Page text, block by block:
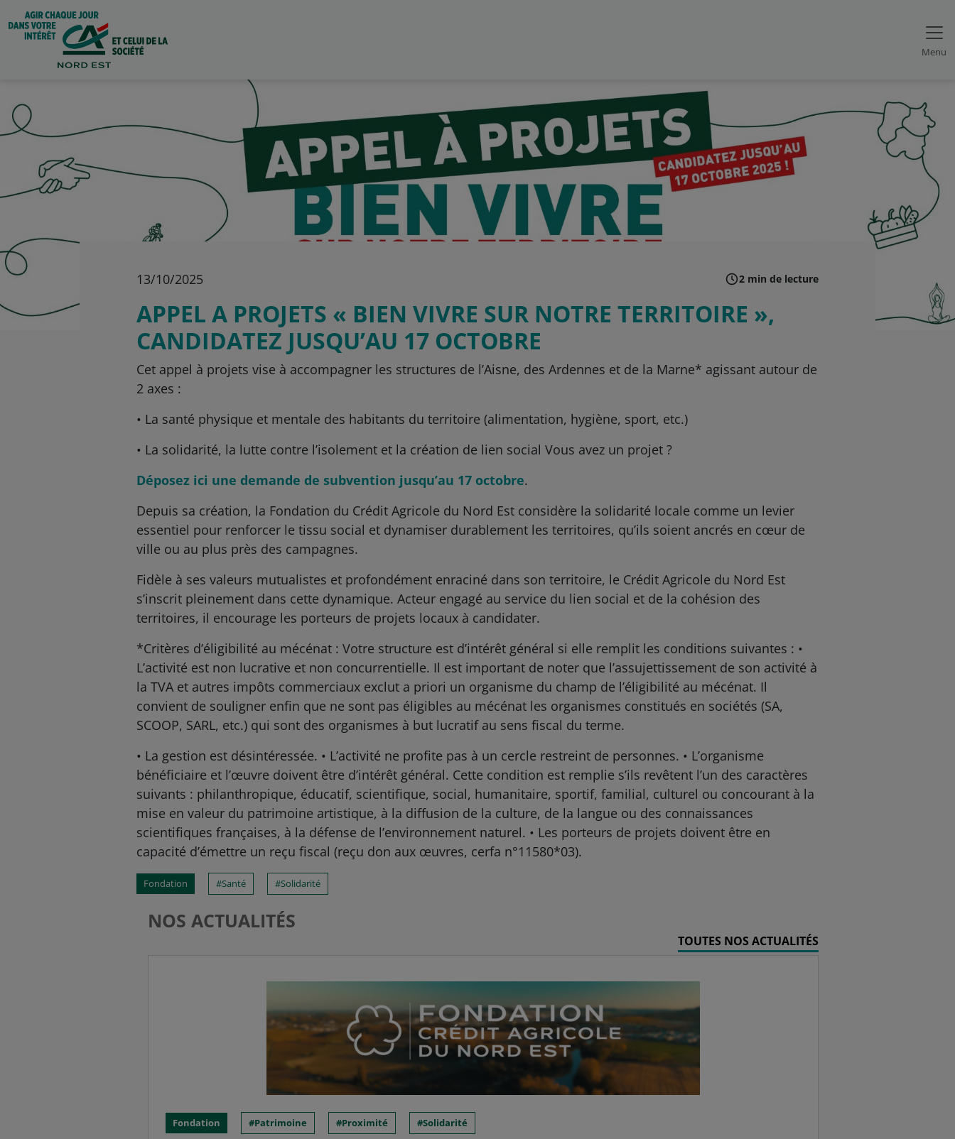
Menu
13/10/2025 2 min de lecture
APPEL A PROJETS « BIEN VIVRE SUR NOTRE TERRITOIRE »,
CANDIDATEZ JUSQU’AU 17 OCTOBRE
Cet appel à projets vise à accompagner les structures de l’Aisne, des Ardennes et de la Marne* agissant autour de
2 axes :
• La santé physique et mentale des habitants du territoire (alimentation, hygiène, sport, etc.)
• La solidarité, la lutte contre l’isolement et la création de lien social Vous avez un projet ?
Déposez ici une demande de subvention jusqu’au 17 octobre.
Depuis sa création, la Fondation du Crédit Agricole du Nord Est considère la solidarité locale comme un levier
essentiel pour renforcer le tissu social et dynamiser durablement les territoires, qu’ils soient ancrés en cœur de
ville ou au plus près des campagnes.
Fidèle à ses valeurs mutualistes et profondément enraciné dans son territoire, le Crédit Agricole du Nord Est
s’inscrit pleinement dans cette dynamique. Acteur engagé au service du lien social et de la cohésion des
territoires, il encourage les porteurs de projets locaux à candidater.
*Critères d’éligibilité au mécénat : Votre structure est d’intérêt général si elle remplit les conditions suivantes : •
L’activité est non lucrative et non concurrentielle. Il est important de noter que l’assujettissement de son activité à
la TVA et autres impôts commerciaux exclut a priori un organisme du champ de l’éligibilité au mécénat. Il
convient de souligner enfin que ne sont pas éligibles au mécénat les organismes constitués en sociétés (SA,
SCOOP, SARL, etc.) qui sont des organismes à but lucratif au sens fiscal du terme.
• La gestion est désintéressée. • L’activité ne profite pas à un cercle restreint de personnes. • L’organisme
bénéficiaire et l’œuvre doivent être d’intérêt général. Cette condition est remplie s’ils revêtent l’un des caractères
suivants : philanthropique, éducatif, scientifique, social, humanitaire, sportif, familial, culturel ou concourant à la
mise en valeur du patrimoine artistique, à la diffusion de la culture, de la langue ou des connaissances
scientifiques françaises, à la défense de l’environnement naturel. • Les porteurs de projets doivent être en
capacité d’émettre un reçu fiscal (reçu don aux œuvres, cerfa n°11580*03).
Fondation Santé Solidarité
NOS ACTUALITÉS
TOUTES NOS ACTUALITÉS
Fondation Patrimoine Proximité Solidarité